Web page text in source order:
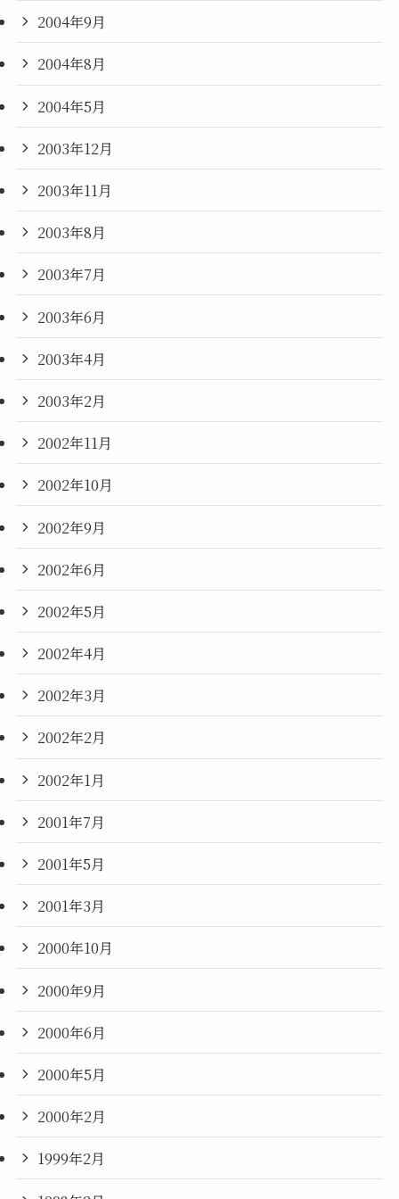
2004年9月
2004年8月
2004年5月
2003年12月
2003年11月
2003年8月
2003年7月
2003年6月
2003年4月
2003年2月
2002年11月
2002年10月
2002年9月
2002年6月
2002年5月
2002年4月
2002年3月
2002年2月
2002年1月
2001年7月
2001年5月
2001年3月
2000年10月
2000年9月
2000年6月
2000年5月
2000年2月
1999年2月